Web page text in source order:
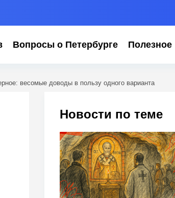
Вопросы о Петербурге Полезное
весомые доводы в пользу одного варианта
Новости по теме